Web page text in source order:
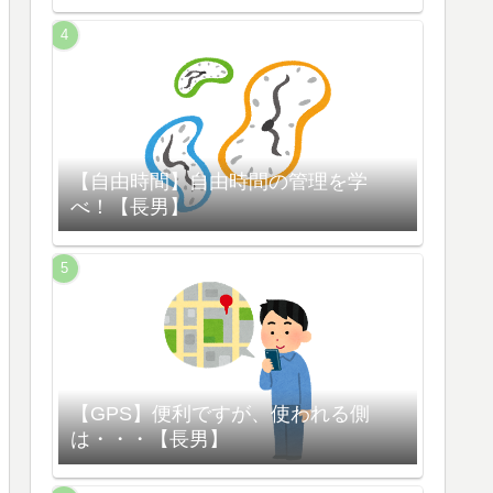
【自由時間】自由時間の管理を学
べ！【長男】
【GPS】便利ですが、使われる側
は・・・【長男】